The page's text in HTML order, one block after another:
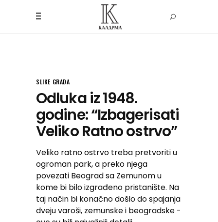
SLIKE GRADA
Odluka iz 1948.
godine: “Izbagerisati
Veliko Ratno ostrvo”
Veliko ratno ostrvo treba pretvoriti u
ogroman park, a preko njega
povezati Beograd sa Zemunom u
kome bi bilo izgrađeno pristanište. Na
taj način bi konačno došlo do spajanja
dveju varoši, zemunske i beogradske -